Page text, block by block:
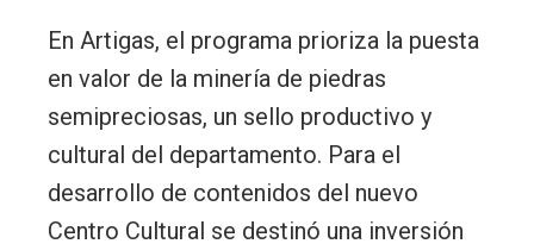
En Artigas, el programa prioriza la puesta
en valor de la minería de piedras
semipreciosas, un sello productivo y
cultural del departamento. Para el
desarrollo de contenidos del nuevo
Centro Cultural se destinó una inversión